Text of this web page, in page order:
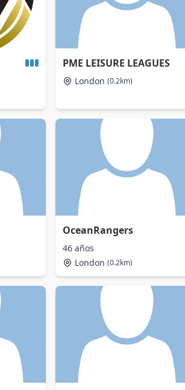
PME LEISURE LEAGUES
London (0.2km)
OceanRangers
46 años
London (0.2km)